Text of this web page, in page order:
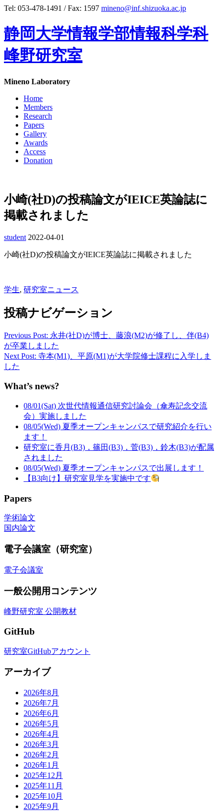
Tel: 053-478-1491 / Fax: 1597 mineno@inf.shizuoka.ac.jp
静岡大学情報学部情報科学科
峰野研究室
Mineno Laboratory
Home
Members
Research
Papers
Gallery
Awards
Access
Donation
小崎(社D)の投稿論文がIEICE英論誌に
掲載されました
student 2022-04-01
小崎(社D)の投稿論文がIEICE英論誌に掲載されました
学生, 研究室ニュース
投稿ナビゲーション
Previous Post: 永井(社D)が博士、藤浪(M2)が修了し、伴(B4)
が卒業しました
Next Post: 寺本(M1)、平原(M1)が大学院修士課程に入学しま
した
What’s news?
08/01(Sat) 次世代情報通信研究討論会（傘寿記念交流
会）実施しました
08/05(Wed) 夏季オープンキャンパスで研究紹介を行い
ます！
研究室に香月(B3)，篠田(B3)，菅(B3)，鈴木(B3)が配属
されました
08/05(Wed) 夏季オープンキャンパスで出展します！
【B3向け】研究室見学を実施中です
Papers
学術論文
国内論文
電子会議室（研究室）
電子会議室
一般公開用コンテンツ
峰野研究室 公開教材
GitHub
研究室GitHubアカウント
アーカイブ
2026年8月
2026年7月
2026年6月
2026年5月
2026年4月
2026年3月
2026年2月
2026年1月
2025年12月
2025年11月
2025年10月
2025年9月